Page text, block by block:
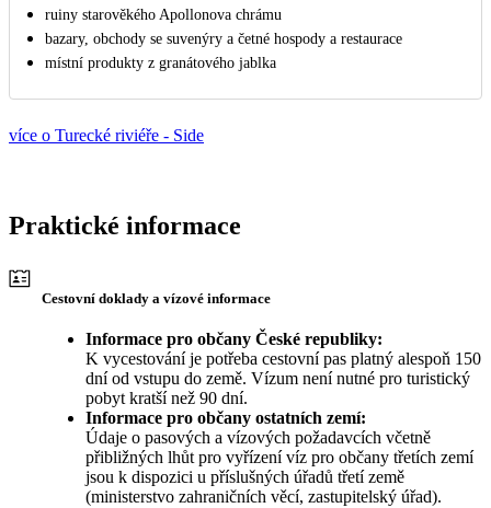
ruiny starověkého Apollonova chrámu
bazary, obchody se suvenýry a četné hospody a restaurace
místní produkty z granátového jablka
více o Turecké riviéře - Side
Praktické informace
Cestovní doklady a vízové informace
Informace pro občany České republiky:
K vycestování je potřeba cestovní pas platný alespoň 150
dní od vstupu do země. Vízum není nutné pro turistický
pobyt kratší než 90 dní.
Informace pro občany ostatních zemí:
Údaje o pasových a vízových požadavcích včetně
přibližných lhůt pro vyřízení víz pro občany třetích zemí
jsou k dispozici u příslušných úřadů třetí země
(ministerstvo zahraničních věcí, zastupitelský úřad).